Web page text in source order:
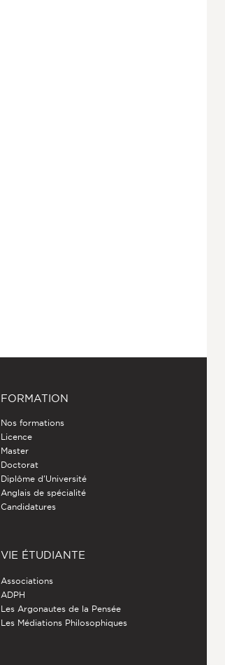
FORMATION
Nos formations
Licence
Master
Doctorat
Diplôme d'Université
Anglais de spécialité
Candidatures
VIE ÉTUDIANTE
Associations
ADPH
Les Argonautes de la Pensée
Les Médiations Philosophiques